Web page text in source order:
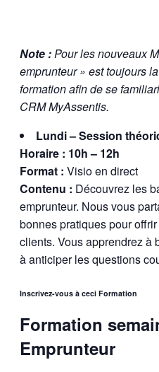
Note : Pour les nouveaux
emprunteur » est toujours
formation afin de se
CRM MyAssentis.
Lundi – Session
Horaire : 10h – 12h
Format : Visio en direct
Contenu : Découvrez les
emprunteur. Nous vous
bonnes pratiques pour
clients. Vous apprendrez à
à anticiper les questions
Inscrivez-vous à ceci Formation
Formation
Emprunteur